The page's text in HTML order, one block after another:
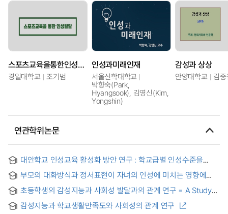
스포츠교육을통한인성발달
경일대학교 조기범
인성과미래인재
서울신학대학교
박향숙(Park,
Hyangsook), 김영신(Kim,
Yongshin)
감성과 상상
안양대학교 김
연관학위논문
대안학교 인성교육 활성화 방안 연구 : 학교급별 인성수준을
바탕으로
부모의 대화방식과 정서표현이 자녀의 인성에 미치는 영향에
관한 연구
초등학생의 감성지능과 사회성 발달과의 관계 연구 = A Study
on the Relationship between Emotional Intelligence and
Social Characteristics in Elementary School Studenrs
감성지능과 학교생활만족도와 사회성의 관계 연구